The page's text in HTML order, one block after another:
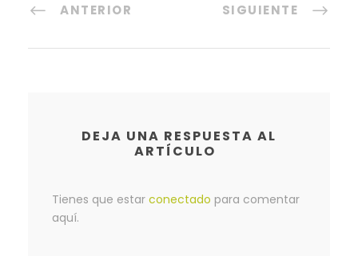
ANTERIOR SIGUIENTE
DEJA UNA RESPUESTA AL
ARTÍCULO
Tienes que estar conectado para comentar
aquí.